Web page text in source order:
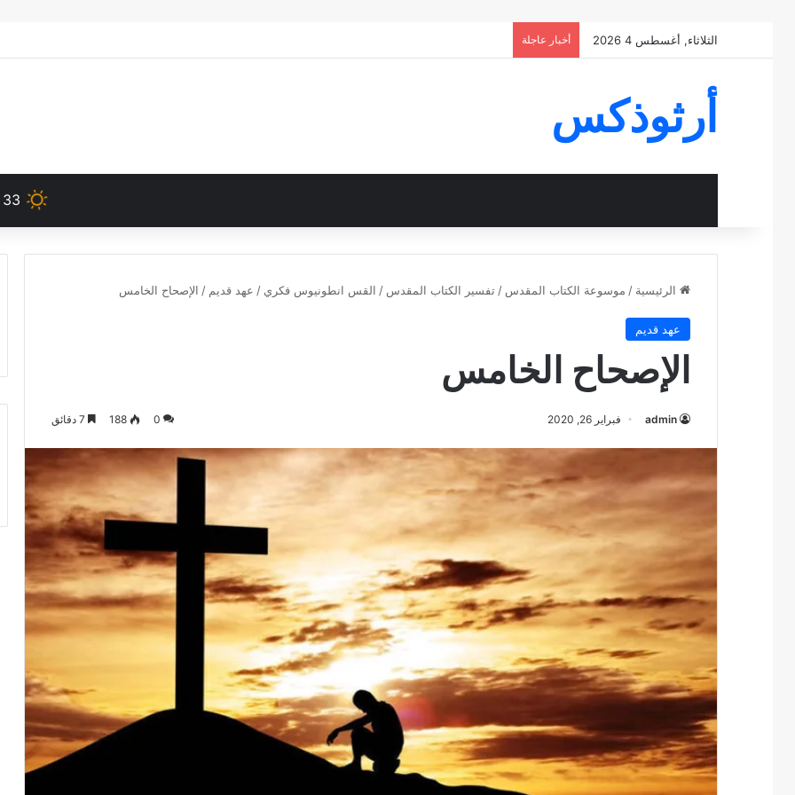
الثلاثاء, أغسطس 4 2026 أخبار عاجلة
أرثوذكس
33
الرئيسية / موسوعة الكتاب المقدس / تفسير الكتاب المقدس / القس انطونيوس فكري / عهد قديم / الإصحاح الخامس
عهد قديم
الإصحاح الخامس
admin فبراير 26, 2020 0
188